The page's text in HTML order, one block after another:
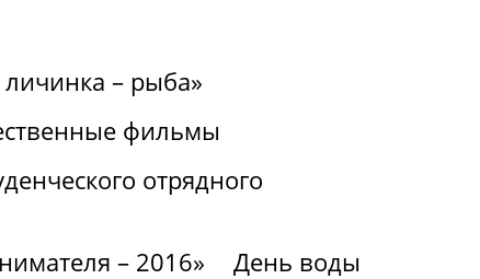
– рыба»
фильмы
отрядного
– 2016»
День воды